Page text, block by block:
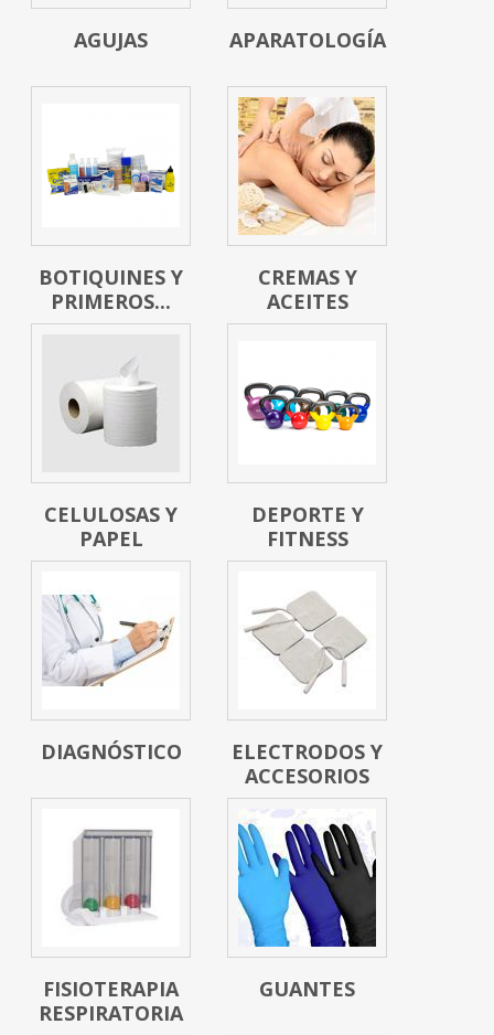
AGUJAS APARATOLOGÍA
BOTIQUINES Y
PRIMEROS...
CREMAS Y
ACEITES
CELULOSAS Y
PAPEL
DEPORTE Y
FITNESS
DIAGNÓSTICO
ELECTRODOS Y
ACCESORIOS
FISIOTERAPIA
RESPIRATORIA
GUANTES